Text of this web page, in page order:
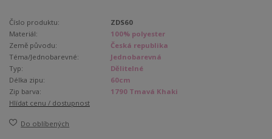
Číslo produktu:
ZDS60
Materiál:
100% polyester
Země původu:
Česká republika
Téma/Jednobarevné:
Jednobarevná
Typ:
Dělitelné
Délka zipu:
60cm
Zip barva:
1790 Tmavá Khaki
Hlídat cenu / dostupnost
Do oblíbených